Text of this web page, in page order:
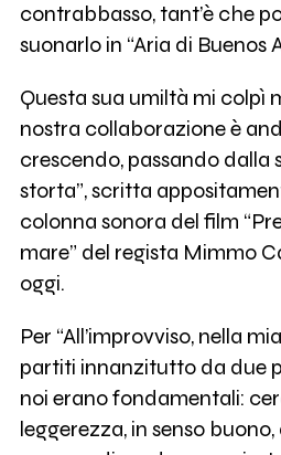
contrabbasso, tant’è che
suonarlo in “Aria di Buenos
Questa sua umiltà mi colpì
nostra collaborazione è
crescendo, passando dalla
storta”, scritta
colonna sonora del film
mare” del regista Mimmo
oggi.
Per “All’improvviso, nella
partiti innanzitutto da due
noi erano fondamentali:
leggerezza, in senso